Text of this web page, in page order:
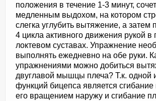
положения в течение 1-3 минут,
медленным выдохом, на котором
слегка углубить вытяжение, а затем
4 цикла активного движения рукой в
локтевом суставах. Упражнение
выполнять ежедневно на обе руки.
упражнениями можно добиться
двуглавой мышцы плеча? Т.к. одной
функций бицепса является сгибание
его вращением наружу и сгибание